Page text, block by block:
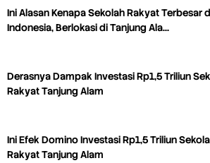
Ini Alasan Kenapa Sekolah Rakyat Terbesar
Indonesia, Berlokasi di Tanjung Ala…
Derasnya Dampak Investasi Rp1,5 Triliun
Rakyat Tanjung Alam
Ini Efek Domino Investasi Rp1,5 Triliun
Rakyat Tanjung Alam